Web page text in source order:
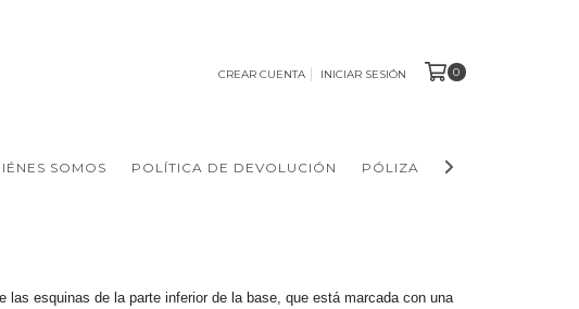
CREAR CUENTA INICIAR SESIÓN 0
SOMOS POLÍTICA DE DEVOLUCIÓN PÓLIZA DE GARANTÍA Y
esquinas de la parte inferior de la base, que está marcada con una